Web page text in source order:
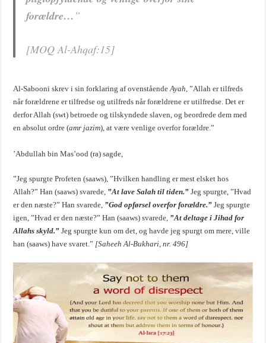
forældre… ”
[MOQ Al-Ahqaf:15]
Al-Sabooni skrev i sin forklaring af ovenståendeAyah , ”Allah er tilfreds
når forældrene er tilfredse og utilfreds når forældrene er utilfredse. Det er
derfor Allah (swt) betroede og tilskyndede slaven, og beordrede dem med
en absolut ordre (amr jazim), at være venlige overfor forældre.”
’Abdullah bin Mas’ood (ra) sagde,
”Jeg spurgte Profeten (saaws), ”Hvilken handling er mest elsket hos
Allah?” Han (saaws) svarede, ”At lave Salah til tiden.” Jeg spurgte, ”Hvad
er den næste?” Han svarede, ”God opførsel overfor forældre.” Jeg spurgte
igen, ”Hvad er den næste?” Han (saaws) svarede, ”At deltage i Jihad for
Allahs skyld.” Jeg spurgte kun om det, og havde jeg spurgt om mere, ville
han (saaws) have svaret.” [Saheeh Al-Bukhari, nr. 496]